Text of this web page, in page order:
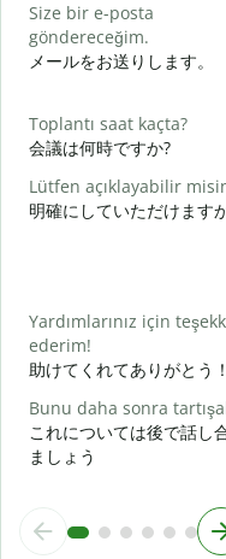
Size bir e-posta
göndereceğim.
メールをお送りします。
Toplantı saat kaçta?
会議は何時ですか?
Lütfen açıklayabilir
明確にしていただけます
Yardımlarınız için
ederim!
助けてくれてありがとう！
Bunu daha sonra
これについては後で話し
ましょう